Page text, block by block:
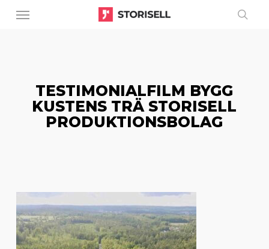
Menu
TESTIMONIALFILM BYGG
KUSTENS TRÄ STORISELL
PRODUKTIONSBOLAG